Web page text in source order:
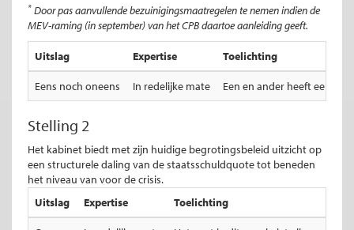
* Door pas aanvullende bezuinigingsmaatregelen te nemen indien de
MEV-raming (in september) van het CPB daartoe aanleiding geeft.
Uitslag Expertise Toelichting
Eens noch oneens In redelijke mate Een en ander heeft een
Stelling 2
Het kabinet biedt met zijn huidige begrotingsbeleid uitzicht op
een structurele daling van de staatsschuldquote tot beneden
het niveau van voor de crisis.
Uitslag
Expertise Toelichting